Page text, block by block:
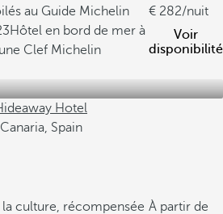
au Guide Michelin
Hôtel en bord de mer à
Clef Michelin
282/nuit
Voir
disponibilité
Hotel
Spain
culture, récompensée À partir de